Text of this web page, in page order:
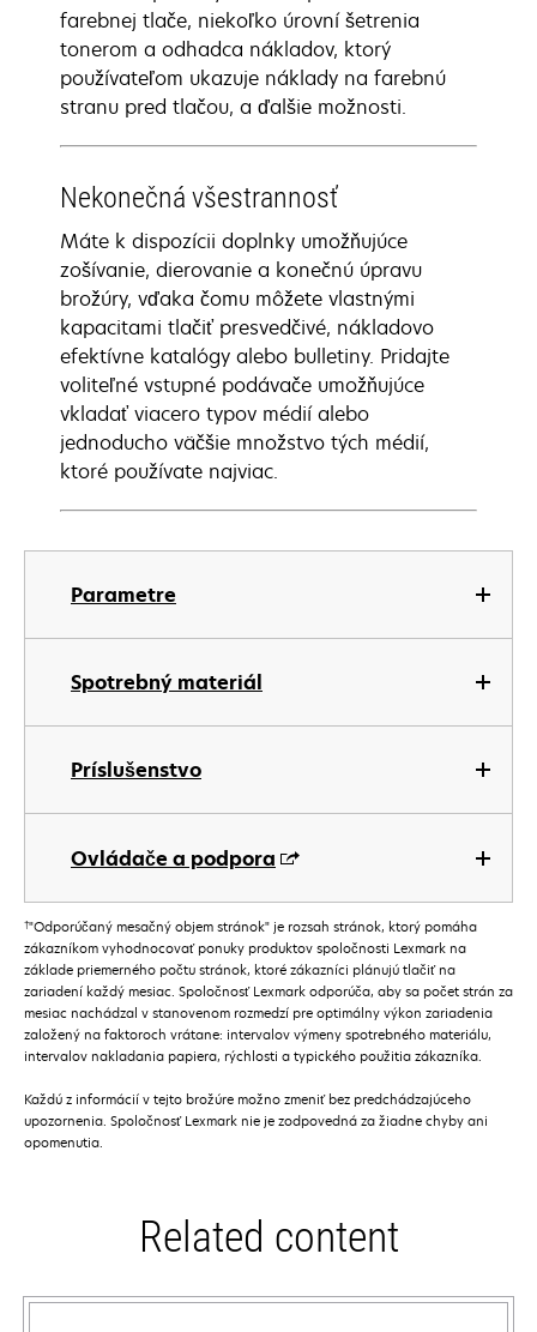
Parametre
Spotrebný materiál
Príslušenstvo
Ovládače a podpora
farebnej tlače, niekoľko úrovní šetrenia
tonerom a odhadca nákladov, ktorý
používateľom ukazuje náklady na farebnú
stranu pred tlačou, a ďalšie možnosti.
Nekonečná všestrannosť
Máte k dispozícii doplnky umožňujúce
zošívanie, dierovanie a konečnú úpravu
brožúry, vďaka čomu môžete vlastnými
kapacitami tlačiť presvedčivé, nákladovo
efektívne katalógy alebo bulletiny. Pridajte
voliteľné vstupné podávače umožňujúce
vkladať viacero typov médií alebo
jednoducho väčšie množstvo tých médií,
ktoré používate najviac.
†"Odporúčaný mesačný objem stránok" je rozsah stránok, ktorý pomáha
zákazníkom vyhodnocovať ponuky produktov spoločnosti Lexmark na
základe priemerného počtu stránok, ktoré zákazníci plánujú tlačiť na
zariadení každý mesiac. Spoločnosť Lexmark odporúča, aby sa počet strán za
mesiac nachádzal v stanovenom rozmedzí pre optimálny výkon zariadenia
založený na faktoroch vrátane: intervalov výmeny spotrebného materiálu,
intervalov nakladania papiera, rýchlosti a typického použitia zákazníka.
Každú z informácií v tejto brožúre možno zmeniť bez predchádzajúceho
upozornenia. Spoločnosť Lexmark nie je zodpovedná za žiadne chyby ani
opomenutia.
Related content